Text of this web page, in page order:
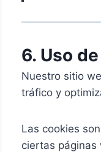
6. Uso
Nuestro sitio
tráfico y
Las cookies
ciertas páginas